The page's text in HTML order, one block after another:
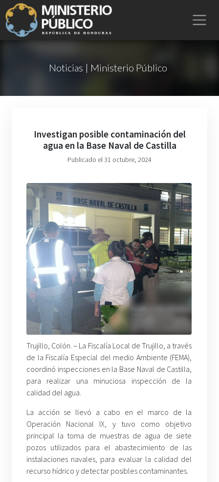
Noticias | Ministerio Público
Investigan posible contaminación del
agua en la Base Naval de Castilla
Publicado el 31 octubre, 2024
Trujillo, Colón. – La Fiscalía Local de Trujillo, a través
de la Fiscalía Especial del medio Ambiente (FEMA),
coordinó inspecciones en la Base Naval de Castilla,
para realizar una minuciosa inspección de la
calidad del agua.
La acción se llevó a cabo en el marco de la
Operación Nacional IX, y tuvo como objetivo
principal la toma de muestras de agua de siete
pozos utilizados para el abastecimiento de las
instalaciones navales, para evaluar la calidad del
recurso hídrico y detectar posibles contaminantes.